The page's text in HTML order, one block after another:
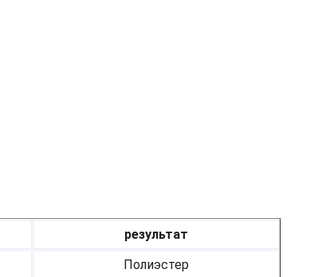
результат
Полиэстер